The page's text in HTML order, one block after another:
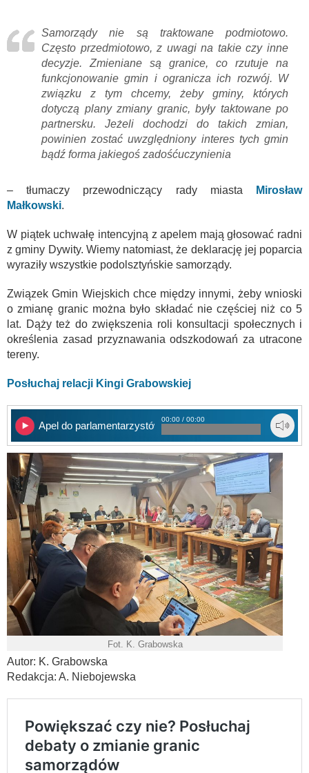
Samorządy nie są traktowane podmiotowo.
Często przedmiotowo, z uwagi na takie czy inne
decyzje. Zmieniane są granice, co rzutuje na
funkcjonowanie gmin i ogranicza ich rozwój. W
związku z tym chcemy, żeby gminy, których
dotyczą plany zmiany granic, były taktowane po
partnersku. Jeżeli dochodzi do takich zmian,
powinien zostać uwzględniony interes tych gmin
bądź forma jakiegoś zadośćuczynienia
– tłumaczy przewodniczący rady miasta
Mirosław
Małkowski.
W piątek uchwałę intencyjną z apelem mają głosować radni
z gminy Dywity. Wiemy natomiast, że deklarację jej poparcia
wyraziły wszystkie podolsztyńskie samorządy.
Związek Gmin Wiejskich chce między innymi, żeby wnioski
o zmianę granic można było składać nie częściej niż co 5
lat. Dąży też do zwiększenia roli konsultacji społecznych i
określenia zasad przyznawania odszkodowań za utracone
tereny.
Posłuchaj relacji Kingi Grabowskiej
Apel do parlamentarzystów
00:00 / 00:00
Fot. K. Grabowska
Autor: K. Grabowska
Redakcja: A. Niebojewska